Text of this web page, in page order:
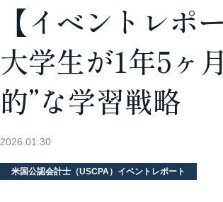
【イベントレ
大学生が1年5ヶ
的”な学習戦略
2026.01.30
米国公認会計士（USCPA）イベントレポート